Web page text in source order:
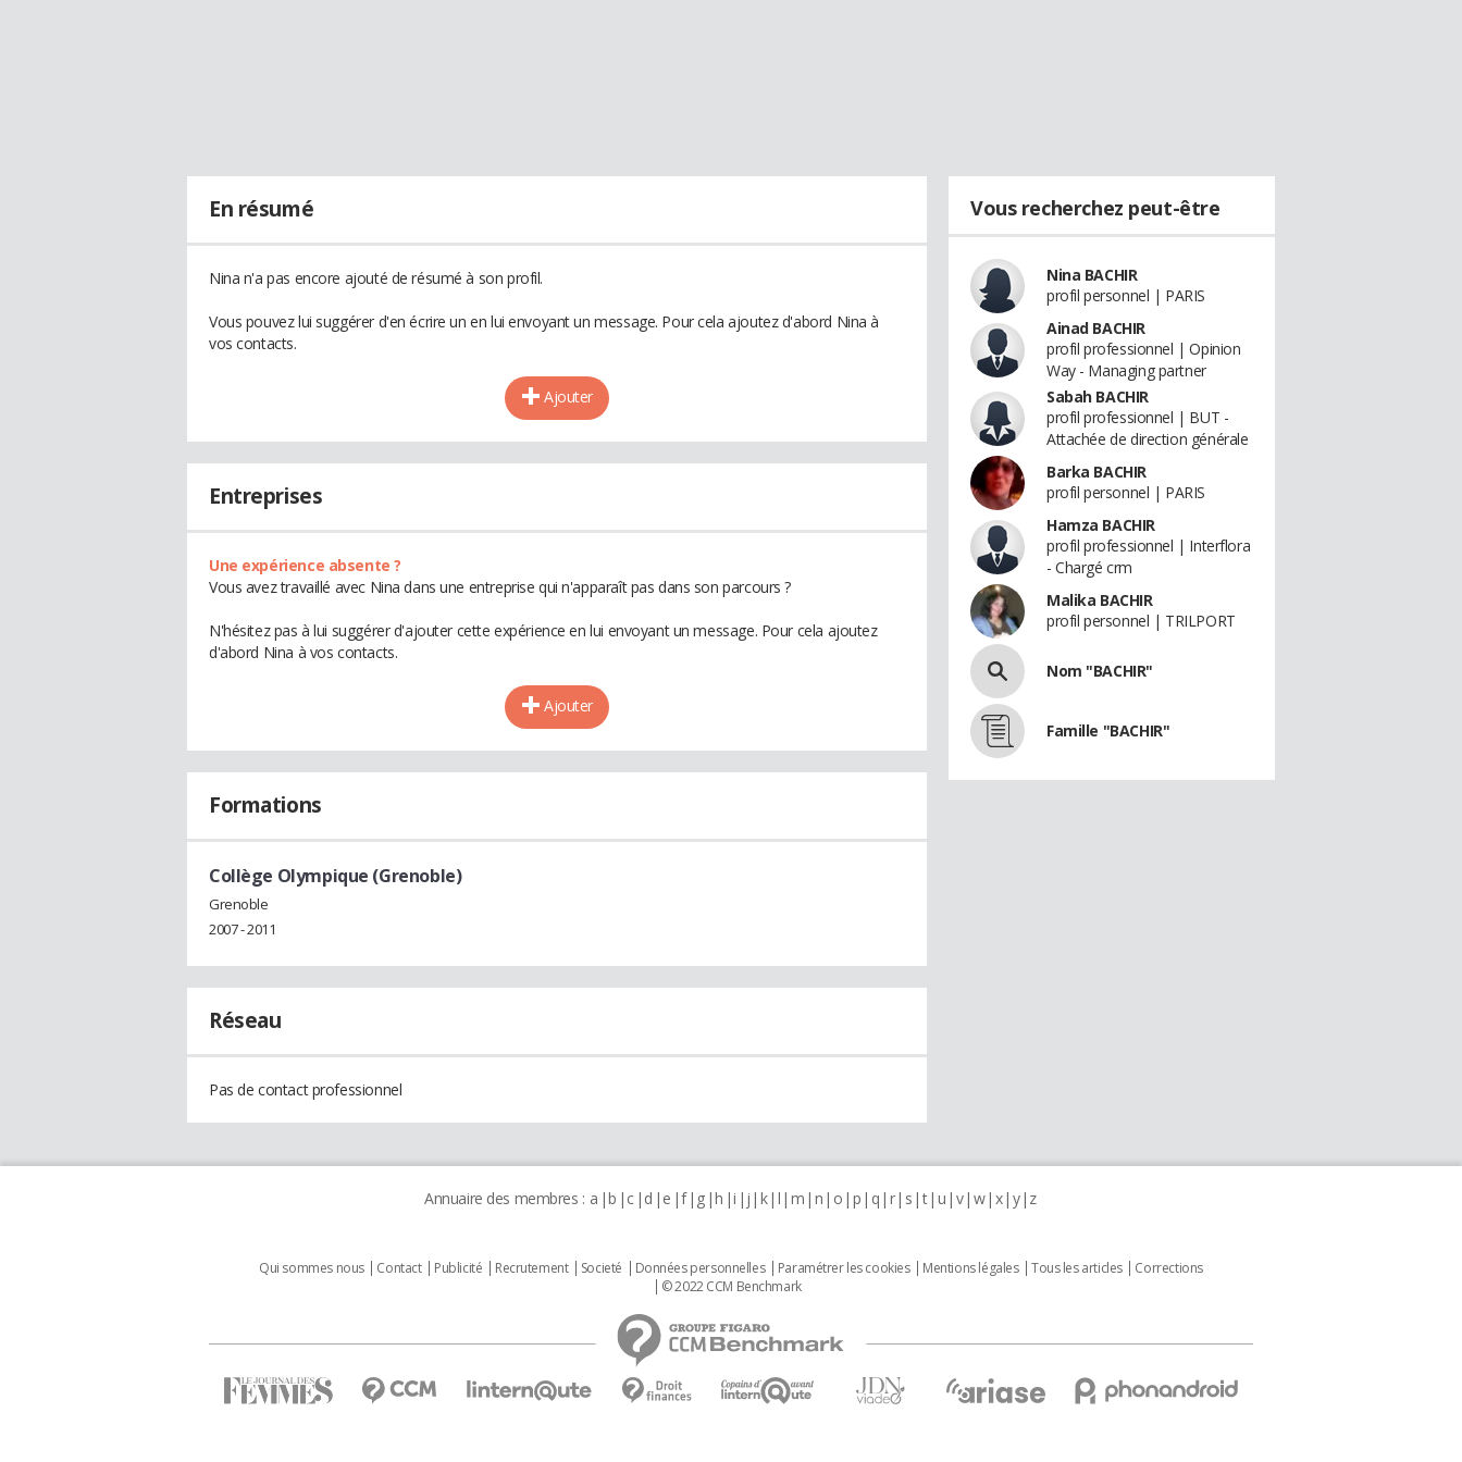
En résumé
Nina n'a pas encore ajouté de résumé à son profil.
Vous pouvez lui suggérer d'en écrire un en lui envoyant un message. Pour cela ajoutez d'abord Nina à
vos contacts.
Ajouter
Entreprises
Une expérience absente ?
Vous avez travaillé avec Nina dans une entreprise qui n'apparaît pas dans son parcours ?
N'hésitez pas à lui suggérer d'ajouter cette expérience en lui envoyant un message. Pour cela ajoutez
d'abord Nina à vos contacts.
Ajouter
Formations
Collège Olympique (Grenoble)
Grenoble
2007 - 2011
Réseau
Pas de contact professionnel
Vous recherchez peut-être
Nina BACHIR
profil personnel | PARIS
Ainad BACHIR
profil professionnel | Opinion
Way - Managing partner
Sabah BACHIR
profil professionnel | BUT -
Attachée de direction générale
Barka BACHIR
profil personnel | PARIS
Hamza BACHIR
profil professionnel | Interflora
- Chargé crm
Malika BACHIR
profil personnel | TRILPORT
Nom "BACHIR"
Famille "BACHIR"
Annuaire des membres : a b c d e f g h i j k l m n o p q r s t u v w x y z
Qui sommes nous Contact Publicité Recrutement Societé Données personnelles Paramétrer les cookies Mentions légales Tous les articles
Corrections
© 2022 CCM Benchmark